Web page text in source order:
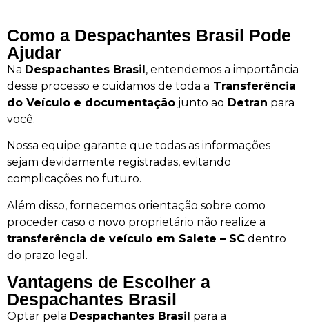
Como a Despachantes Brasil Pode
Ajudar
Na Despachantes Brasil, entendemos a importância
desse processo e cuidamos de toda a Transferência
do Veículo e documentação junto ao Detran para
você.
Nossa equipe garante que todas as informações
sejam devidamente registradas, evitando
complicações no futuro.
Além disso, fornecemos orientação sobre como
proceder caso o novo proprietário não realize a
transferência de veículo em Salete – SC dentro
do prazo legal.
Vantagens de Escolher a
Despachantes Brasil
Optar pela Despachantes Brasil para a